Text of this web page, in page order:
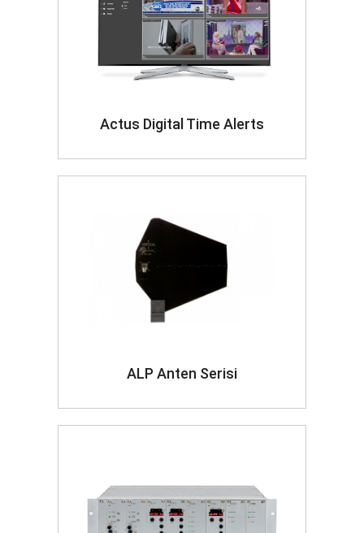
Actus Digital Time Alerts
ALP Anten Serisi